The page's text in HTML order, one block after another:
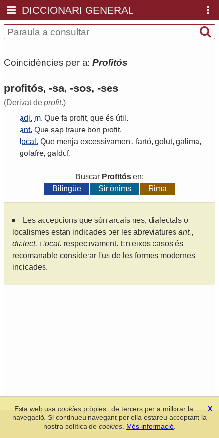
DICCIONARI GENERAL
Coincidències per a: Profitós
profitós, -sa, -sos, -ses
(Derivat de profit.)
adj. m. Que fa profit, que és útil .
ant. Que sap traure bon profit.
local. Que menja excessivament, fartó, golut, galima,
golafre, galduf.
Buscar Profitós en:
Bilingüe
Sinònims Rima
Les accepcions que són arcaismes, dialectals o
localismes estan indicades per les abreviatures ant.,
dialect. i local. respectivament. En eixos casos és
recomanable considerar l'us de les formes modernes
indicades.
Secció de Llengua i Lliteratura Valencianes-Real Acadèmia de
Cultura Valenciana-Política de privacitat
X
Esta web usacookies pròpies i de tercers per a millorar la
navegació. Si continueu navegant per ella estareu acceptant la
nostra política de cookies Més informació